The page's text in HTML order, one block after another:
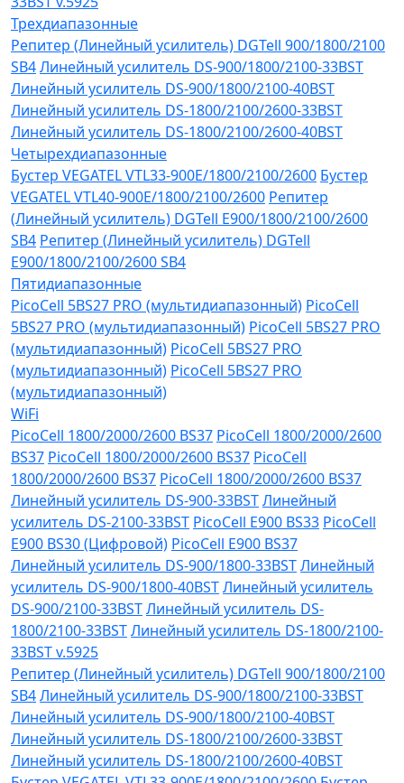
Трехдиапазонные
Репитер (Линейный усилитель) DGTell 900/1800/2100
SB4Линейный усилитель DS-900/1800/2100-33BST
Линейный усилитель DS-900/1800/2100-40BST
Линейный усилитель DS-1800/2100/2600-33BST
Линейный усилитель DS-1800/2100/2600-40BST
Четырехдиапазонные
Бустер VEGATEL VTL33-900E/1800/2100/2600 Бустер
VEGATEL VTL40-900E/1800/2100/2600 Репитер
(Линейный усилитель) DGTell Е900/1800/2100/2600
SB4 Репитер (Линейный усилитель) DGTell
Е900/1800/2100/2600 SB4
Пятидиапазонные
PicoCell 5BS27 PRO (мультидиапазонный) PicoCell
5BS27 PRO (мультидиапазонный) PicoCell 5BS27 PRO
(мультидиапазонный) PicoCell 5BS27 PRO
(мультидиапазонный) PicoCell 5BS27 PRO
(мультидиапазонный)
WiFi
PicoCell 1800/2000/2600 BS37 PicoCell 1800/2000/2600
BS37 PicoCell 1800/2000/2600 BS37 PicoCell
1800/2000/2600 BS37 PicoCell 1800/2000/2600 BS37
Линейный усилитель DS-900-33BSTЛинейный
усилитель DS-2100-33BST PicoCell E900 BS33 PicoCell
E900 BS30 (Цифровой) PicoCell E900 BS37
Линейный усилитель DS-900/1800-33BSTЛинейный
усилитель DS-900/1800-40BSTЛинейный усилитель
DS-900/2100-33BSTЛинейный усилитель DS-
1800/2100-33BSTЛинейный усилитель DS-1800/2100-
33BST v.5925
Репитер (Линейный усилитель) DGTell 900/1800/2100
SB4Линейный усилитель DS-900/1800/2100-33BST
Линейный усилитель DS-900/1800/2100-40BST
Линейный усилитель DS-1800/2100/2600-33BST
Линейный усилитель DS-1800/2100/2600-40BST